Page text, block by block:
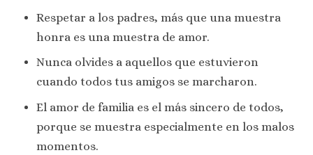
Respetar a los padres, más que una muestra
honra es una muestra de amor.
Nunca olvides a aquellos que estuvieron
cuando todos tus amigos se marcharon.
El amor de familia es el más sincero de todos,
porque se muestra especialmente en los malos
momentos.